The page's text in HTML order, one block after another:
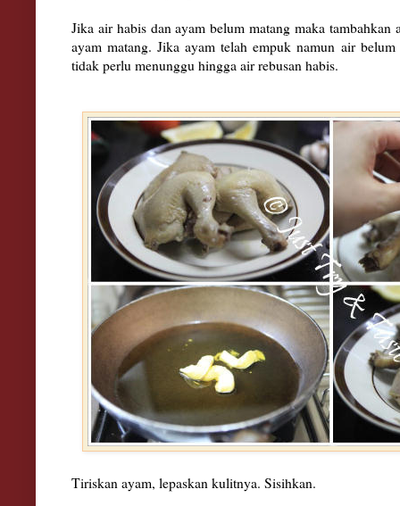
Jika air habis dan ayam belum matang maka tambahkan
ayam matang. Jikaayamtelah empuk namun air
tidak perlu menunggu hingga air rebusan habis.
Tiriskan ayam, lepaskan kulitnya. Sisihkan.